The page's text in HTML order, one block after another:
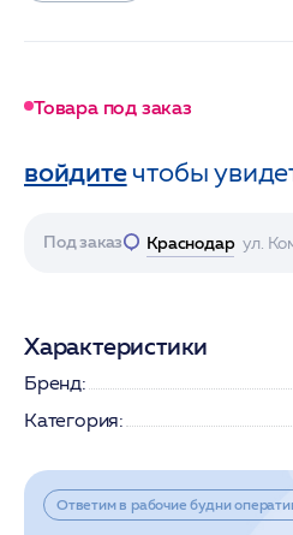
Товара под заказ
войдитечтобы
Под заказ Краснодар ул.
Характеристики
Бренд:
Категория:
Ответим в рабочие будни